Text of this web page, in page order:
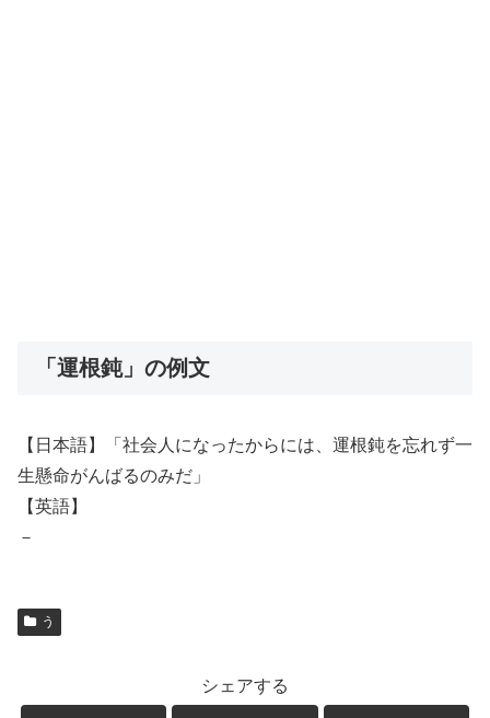
「運根鈍」の例文
【日本語】「社会人になったからには、運根鈍を忘れず一
生懸命がんばるのみだ」
【英語】
－
う
シェアする